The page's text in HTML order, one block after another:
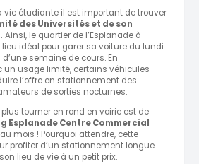
vie étudiante il est important de trouver
des Universités et de son
Ainsi, le quartier de l’Esplanade à
idéal pour garer sa voiture du lundi
semaine de cours. En
un usage limité, certains véhicules
l’offre en stationnement des
de sorties nocturnes.
plus tourner en rond en voirie est de
Esplanade Centre Commercial
mois ! Pourquoi attendre, cette
profiter d’un stationnement longue
lieu de vie à un petit prix.